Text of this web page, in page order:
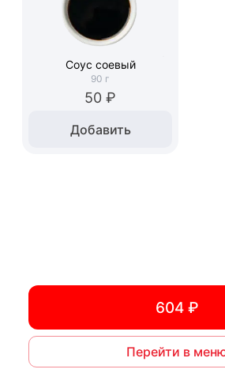
Соус соевый
90 г
50 ₽
Добавить
604 ₽
Перейти в